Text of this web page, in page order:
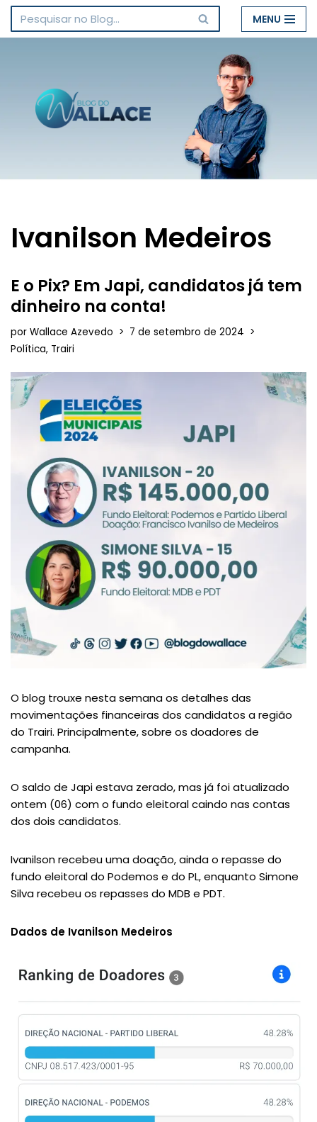
Pular
conteúdo
MENU
Ivanilson Medeiros
E o Pix? Em Japi, candidatos já tem
dinheiro na conta!
por Wallace Azevedo
7 de setembro de 2024
Política, Trairi
O blog trouxe nesta semana os detalhes das
movimentações financeiras dos candidatos a região
do Trairi. Principalmente, sobre os doadores de
campanha.
O saldo de Japi estava zerado, mas já foi atualizado
ontem (06) com o fundo eleitoral caindo nas contas
dos dois candidatos.
Ivanilson recebeu uma doação, ainda o repasse do
fundo eleitoral do Podemos e do PL, enquanto Simone
Silva recebeu os repasses do MDB e PDT.
Dados de Ivanilson Medeiros